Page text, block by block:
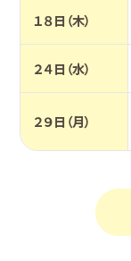
１８日（木）
２４日（水）
２９日（月）